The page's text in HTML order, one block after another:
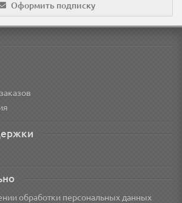
Оформить подписку
обработки персональных данных